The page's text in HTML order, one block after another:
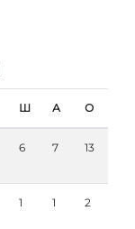
Ш А О
6 7 13
1 1 2